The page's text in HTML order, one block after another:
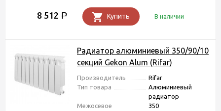
8 512 Р Купить В наличии
Радиатор алюминиевый 350/90/10
секций Gekon Alum (Rifar)
Производитель
Rifar
Тип товара
Алюминиевый
радиатор
Межосевое
350